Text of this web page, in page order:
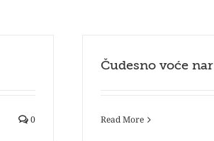
0
Čudesno voće nar
Read More